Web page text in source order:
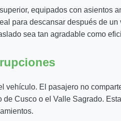
equipados con asientos
para descansar después de
sea tan agradable como
El pasajero no
Cusco o el Valle Sagrado.